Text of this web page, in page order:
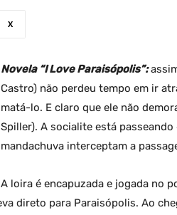
X
Novela “I Love Paraisópolis”:
Castro) não perdeu tempo em ir
matá-lo. E claro que ele não
Spiller). A socialite está
mandachuva interceptam a
A loira é encapuzada e jogada no
direto para Paraisópolis. Ao